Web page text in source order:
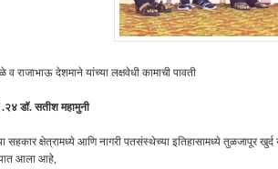
व राजाभाऊ देशमाने यांच्या लक्षवेधी कामाची पावती
डॉ. सतीश महामुनी
सहकार क्षेत्रामध्ये आणि नागरी पतसंस्थेच्या इतिहासामध्ये तुळजापूर
आला आहे,